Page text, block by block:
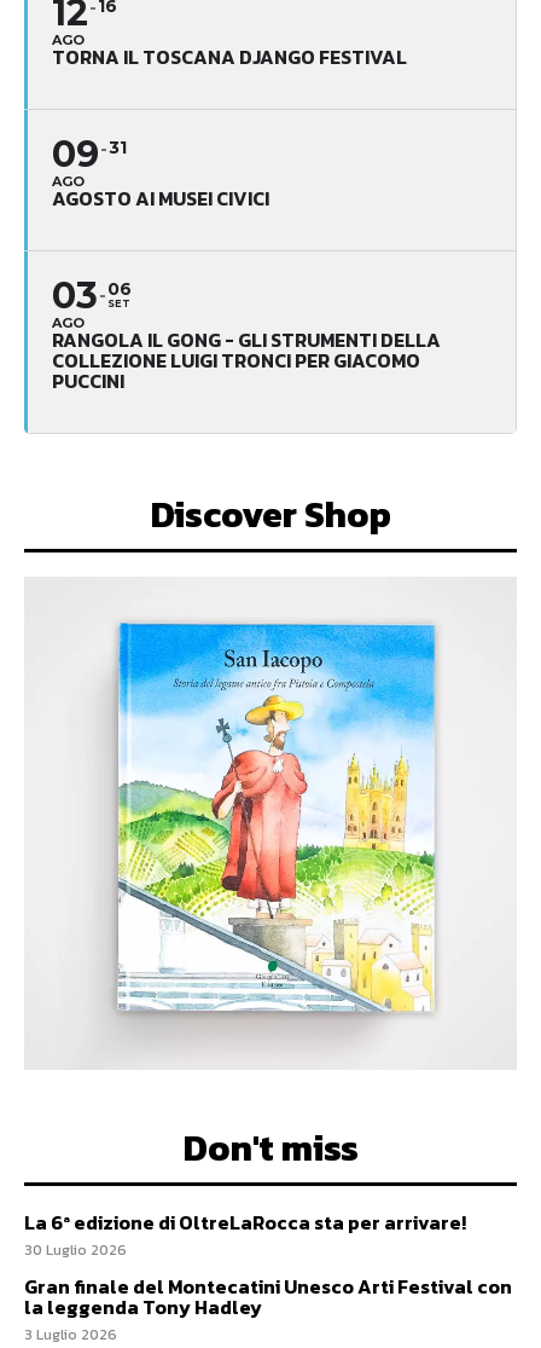
12
AGO
16
TORNA IL TOSCANA DJANGO FESTIVAL
09
AGO
31
AGOSTO AI MUSEI CIVICI
03
AGO
06
SET
RANGOLA IL GONG - GLI STRUMENTI DELLA
COLLEZIONE LUIGI TRONCI PER GIACOMO
PUCCINI
Discover Shop
Don't miss
La 6ª edizione di OltreLaRocca sta per arrivare!
30 Luglio 2026
Gran finale del Montecatini Unesco Arti Festival con
la leggenda Tony Hadley
3 Luglio 2026